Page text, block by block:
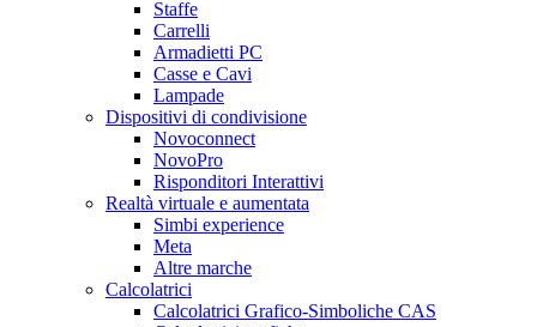
Staffe
Carrelli
Armadietti PC
Casse e Cavi
Lampade
Dispositivi di condivisione
Novoconnect
NovoPro
Risponditori Interattivi
Realtà virtuale e aumentata
Simbi experience
Meta
Altre marche
Calcolatrici
Calcolatrici Grafico-Simboliche CAS